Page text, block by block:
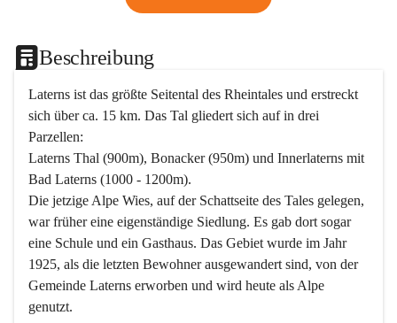
Beschreibung
Laterns ist das größte Seitental des Rheintales und erstreckt
sich über ca. 15 km. Das Tal gliedert sich auf in drei
Parzellen:
Laterns Thal (900m), Bonacker (950m) und Innerlaterns mit
Bad Laterns (1000 - 1200m).
Die jetzige Alpe Wies, auf der Schattseite des Tales gelegen,
war früher eine eigenständige Siedlung. Es gab dort sogar
eine Schule und ein Gasthaus. Das Gebiet wurde im Jahr
1925, als die letzten Bewohner ausgewandert sind, von der
Gemeinde Laterns erworben und wird heute als Alpe
genutzt.